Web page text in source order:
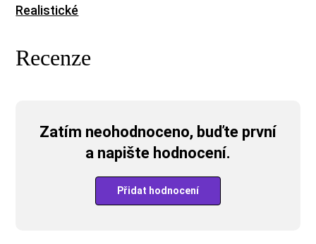
Realistické
Recenze
Zatím neohodnoceno, buďte první
a napište hodnocení.
Přidat hodnocení